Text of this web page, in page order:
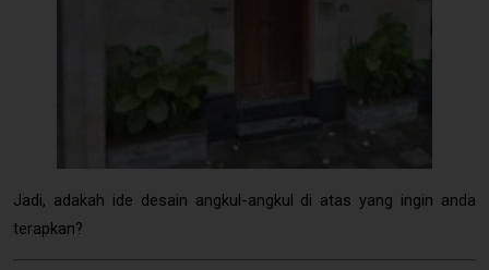
Angkul Angkul Minimalis Batu Alam
Jadi, adakah ide desain angkul-angkul di atas yang ingin anda
terapkan?